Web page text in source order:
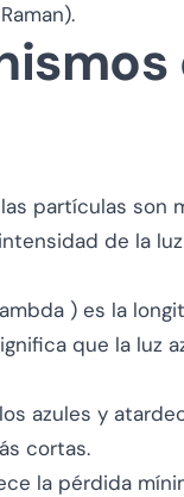
partículas son
de la
) es la
que la luz
azules y
cortas.
la pérdida